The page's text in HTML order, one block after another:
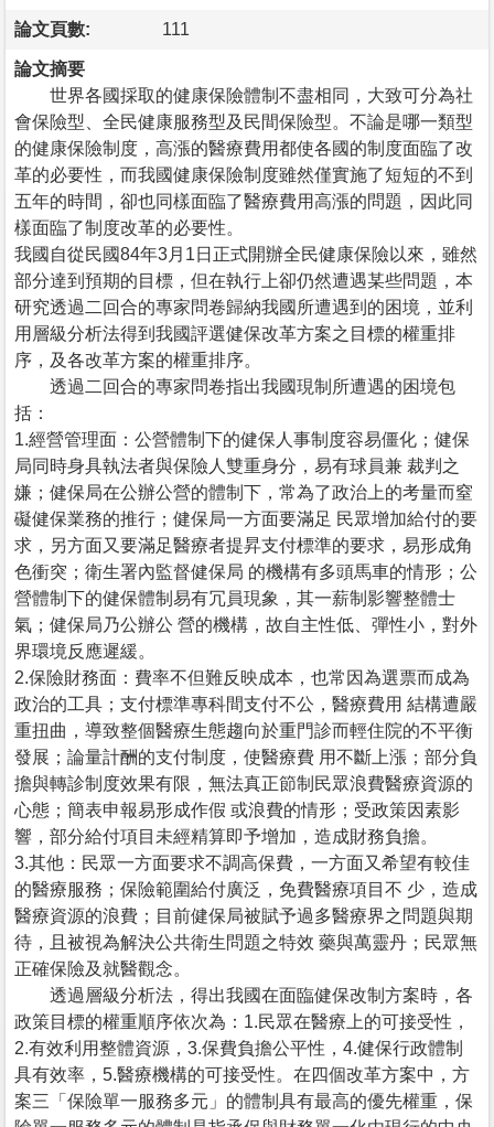
論文頁數: 111
論文摘要
世界各國採取的健康保險體制不盡相同，大致可分為社
會保險型、全民健康服務型及民間保險型。不論是哪一類型
的健康保險制度，高漲的醫療費用都使各國的制度面臨了改
革的必要性，而我國健康保險制度雖然僅實施了短短的不到
五年的時間，卻也同樣面臨了醫療費用高漲的問題，因此同
樣面臨了制度改革的必要性。
我國自從民國84年3月1日正式開辦全民健康保險以來，雖然
部分達到預期的目標，但在執行上卻仍然遭遇某些問題，本
研究透過二回合的專家問卷歸納我國所遭遇到的困境，並利
用層級分析法得到我國評選健保改革方案之目標的權重排
序，及各改革方案的權重排序。
透過二回合的專家問卷指出我國現制所遭遇的困境包
括：
1.經營管理面：公營體制下的健保人事制度容易僵化；健保
局同時身具執法者與保險人雙重身分，易有球員兼 裁判之
嫌；健保局在公辦公營的體制下，常為了政治上的考量而窒
礙健保業務的推行；健保局一方面要滿足 民眾增加給付的要
求，另方面又要滿足醫療者提昇支付標準的要求，易形成角
色衝突；衛生署內監督健保局 的機構有多頭馬車的情形；公
營體制下的健保體制易有冗員現象，其一薪制影響整體士
氣；健保局乃公辦公 營的機構，故自主性低、彈性小，對外
界環境反應遲緩。
2.保險財務面：費率不但難反映成本，也常因為選票而成為
政治的工具；支付標準專科間支付不公，醫療費用 結構遭嚴
重扭曲，導致整個醫療生態趨向於重門診而輕住院的不平衡
發展；論量計酬的支付制度，使醫療費 用不斷上漲；部分負
擔與轉診制度效果有限，無法真正節制民眾浪費醫療資源的
心態；簡表申報易形成作假 或浪費的情形；受政策因素影
響，部分給付項目未經精算即予增加，造成財務負擔。
3.其他：民眾一方面要求不調高保費，一方面又希望有較佳
的醫療服務；保險範圍給付廣泛，免費醫療項目不 少，造成
醫療資源的浪費；目前健保局被賦予過多醫療界之問題與期
待，且被視為解決公共衛生問題之特效 藥與萬靈丹；民眾無
正確保險及就醫觀念。
透過層級分析法，得出我國在面臨健保改制方案時，各
政策目標的權重順序依次為：1.民眾在醫療上的可接受性，
2.有效利用整體資源，3.保費負擔公平性，4.健保行政體制
具有效率，5.醫療機構的可接受性。在四個改革方案中，方
案三「保險單一服務多元」的體制具有最高的優先權重，保